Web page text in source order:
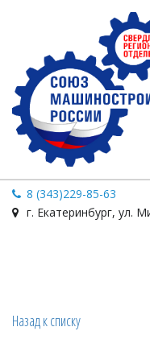
8 (343)229-85-63
г. Екатеринбург, ул.
Назад к списку